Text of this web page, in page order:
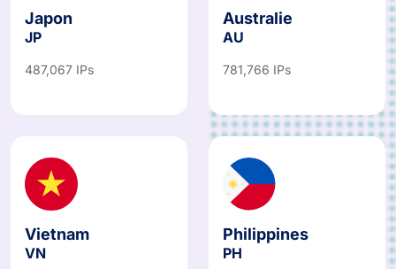
Japon
JP
487,067 IPs
Australie
AU
781,766 IPs
Vietnam
VN
Philippines
PH